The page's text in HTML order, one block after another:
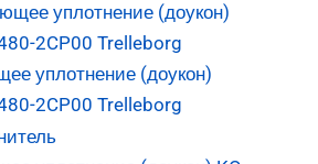
уплотнение (доукон)
2CP00 Trelleborg